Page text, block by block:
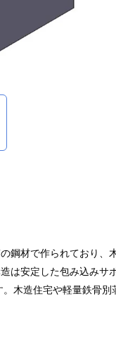
鋼材で作られており
は安定した包み込み
木造住宅や軽量鉄骨別